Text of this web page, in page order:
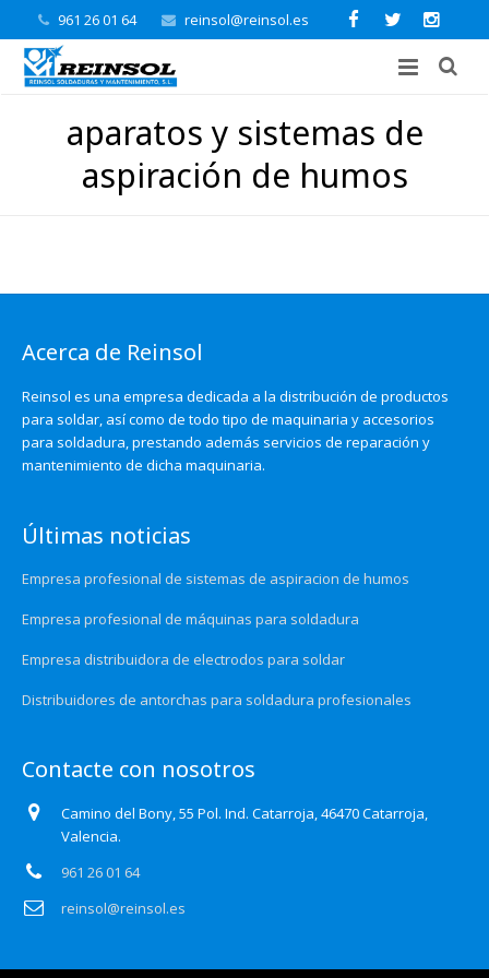
961 26 01 64 reinsol@reinsol.es
aparatos y sistemas de
aspiración de humos
Acerca de Reinsol
Reinsol es una empresa dedicada a la distribución de productos
para soldar, así como de todo tipo de maquinaria y accesorios
para soldadura, prestando además servicios de reparación y
mantenimiento de dicha maquinaria.
Últimas noticias
Empresa profesional de sistemas de aspiracion de humos
Empresa profesional de máquinas para soldadura
Empresa distribuidora de electrodos para soldar
Distribuidores de antorchas para soldadura profesionales
Contacte con nosotros
Camino del Bony, 55 Pol. Ind. Catarroja, 46470 Catarroja,
Valencia.
961 26 01 64
reinsol@reinsol.es